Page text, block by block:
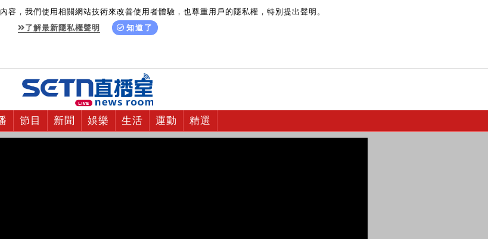
容，我們使用相關網站技術來改善使用者體驗，也尊重用戶的隱私權，特別提出聲明。
了解最新隱私權聲明
知道了
節目 新聞 娛樂 生活 運動 精選